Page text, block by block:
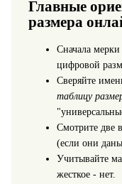
Главные
размера
Сначала
цифровой
Сверяйте
таблицу
Смотрите две
(если они
Учитывайте
жесткое - нет.